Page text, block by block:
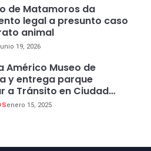
de Matamoros da
legal a presunto caso
animal
19, 2026
Américo Museo de
y entrega parque
a Tránsito en Ciudad
enero 15, 2025